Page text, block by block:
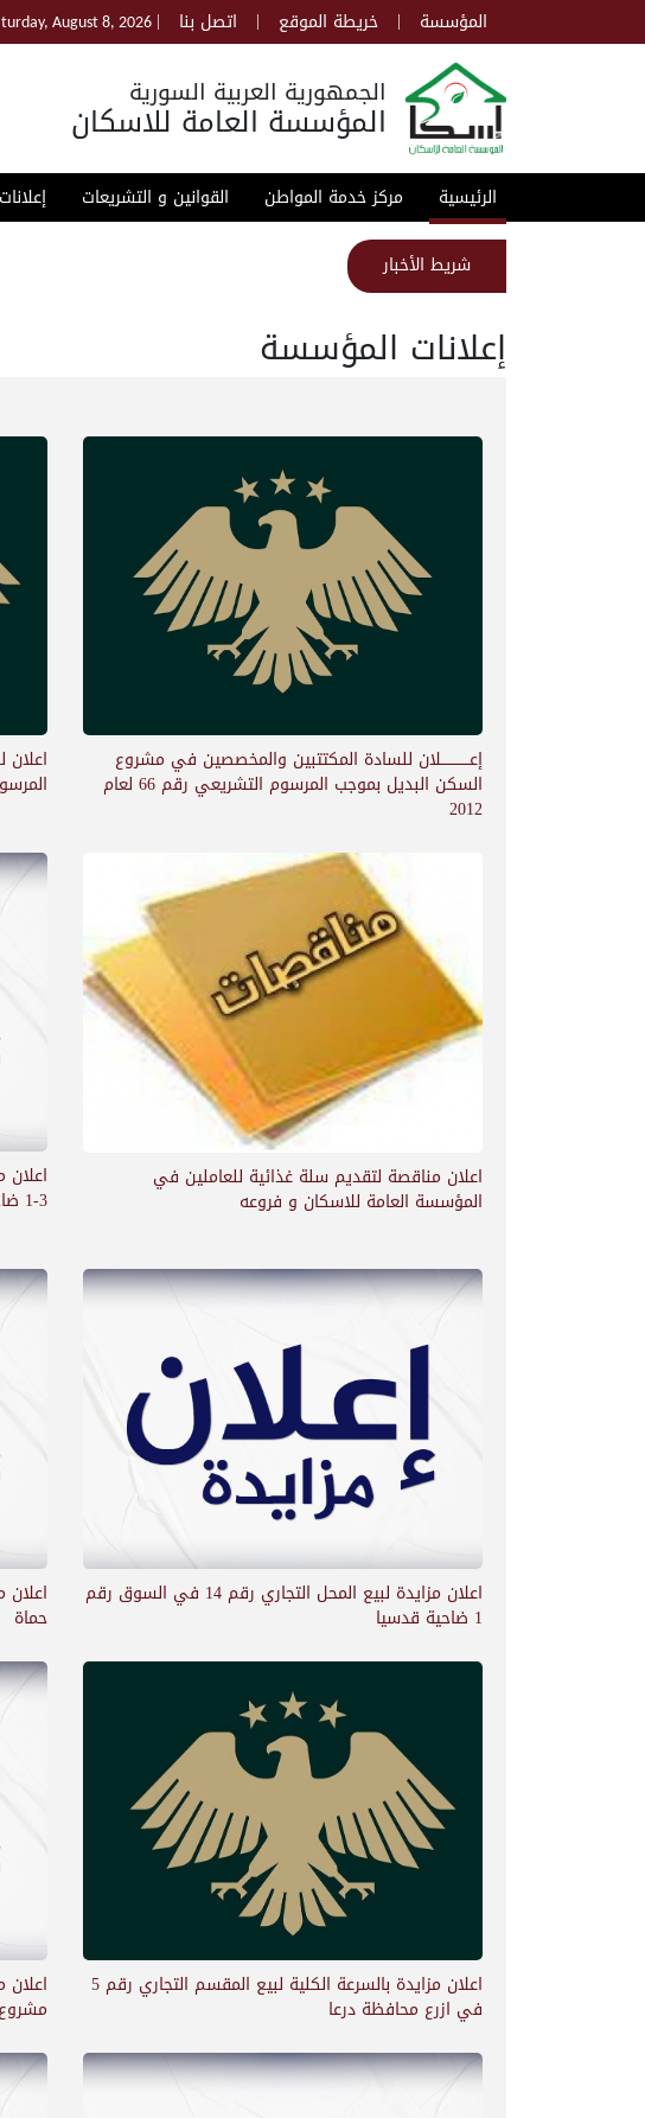
المؤسسة | خريطة الموقع | اتصل بنا |
August 8, 2026
الجمهورية العربية السورية
المؤسسة العامة للاسكان
الرئيسية مركز خدمة المواطن القوانين و التشريعات
شريط الأخبار
إعلانات المؤسسة
إعــــــــــــلان للسادة المكتتبين والمخصصين في مشروع
السكن البديل بموجب المرسوم التشريعي رقم 66 لعام
2012
المرسوم
اعلان مناقصة لتقديم سلة غذائية للعاملين في
المؤسسة العامة للاسكان و فروعه 3-1 ضاحية قدسيا
اعلان مزايدة لبيع المحل التجاري رقم 14 في السوق رقم
1 ضاحية قدسيا حماة
اعلان مزايدة بالسرعة الكلية لبيع المقسم التجاري رقم 5
في ازرع محافظة درعا